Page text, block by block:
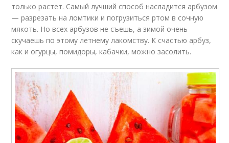
только растет. Самый лучший способ насладится арбузом
— разрезать на ломтики и погрузиться ртом в сочную
мякоть. Но всех арбузов не съешь, а зимой очень
скучаешь по этому летнему лакомству. К счастью арбуз,
как и огурцы, помидоры, кабачки, можно засолить.